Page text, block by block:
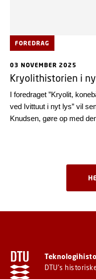
FOREDRAG
03 NOVEMBER 2025
Kryolithistorien i
I foredraget ”Kryolit,
ved Ivittuut i nyt lys” vil
Knudsen, gøre op med
DTU's